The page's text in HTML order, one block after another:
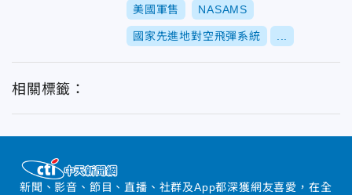
美國軍售 NASAMS
國家先進地對空飛彈系統
相關標籤：
新聞、影音、節目、直播、社群及App都深獲網友喜愛，在全